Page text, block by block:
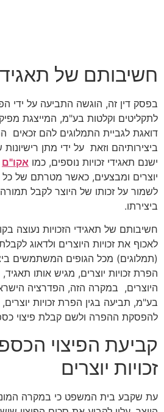
חשיבותם של
בפסק דין זה, הוגשה התביעה על ידי
לתקליטים וקלטות בע"מ, המייצגת
דואגת לגביית התמלוגים להם זכאים
ביצירותיהם וזאת על ידי מתן
ישנם תאגידי זכויות נוספים, כמו אקו"ם
יוצרים ומבצעים, כאשר מטרתם של כל
לשמור על זכותו של היוצר לקבל
ביצירתו.
חשיבותם של תאגידי הזכויות נעוצה
לאכוף את זכויות היוצרים ולדאוג
(תמלוגים) מכל הגופים המשתמשים
הפרת זכויות יוצרים, מגיש אותו
היוצרים, במקרה הזה, הפדרציה
בע"מ, תביעה בגין הפרת זכויות
להפסקת ההפרה ולשם קבלת פיצוי
קביעת הפיצוי
זכויות יוצרים
עת שקבע בית המשפט כי במקרה